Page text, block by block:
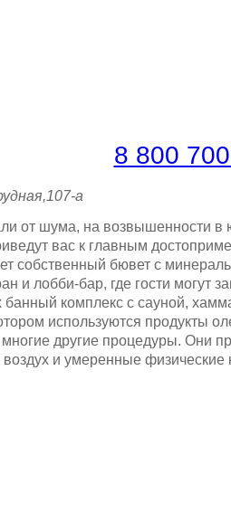
8 800
а
от шума, на возвышенности в
вас к главным
собственный бювет с
лобби-бар, где гости могут
комплекс с сауной,
используются продукты
другие процедуры. Они
и умеренные